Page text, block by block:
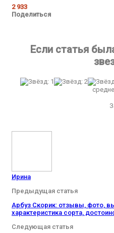
2 933
Поделиться
Если статья
Ирина
Предыдущая статья
Арбуз Скорик: отзывы, фото,
характеристика сорта,
Следующая статья